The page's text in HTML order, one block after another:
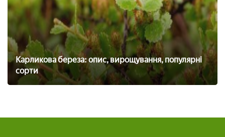
Карликова береза: опис, вирощування, популярні
сорти